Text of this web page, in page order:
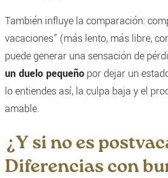
También influye la comparación:
vacaciones” (más lento, más libre,
puede generar una sensación de
un duelo pequeño por dejar un
lo entiendes así, la culpa baja y el
amable.
¿Y si no es
Diferencias con